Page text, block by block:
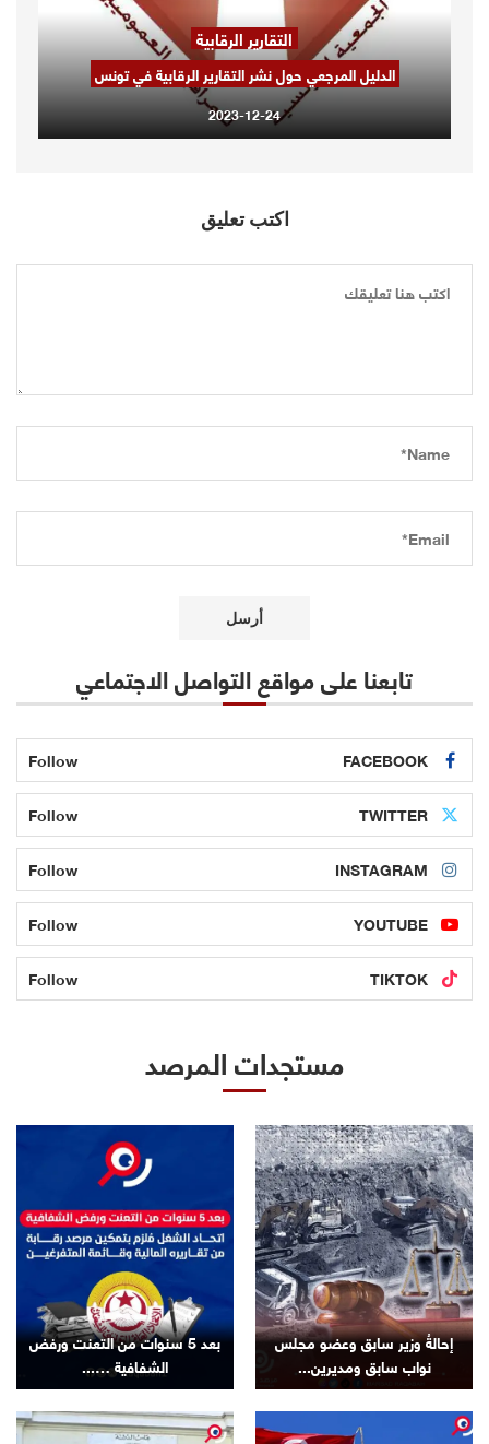
التقارير الرقابية
الدليل المرجعي حول نشر التقارير الرقابية في تونس
2023-12-24
اكتب تعليق
تابعنا على مواقع التواصل الاجتماعي
FACEBOOK
Follow
TWITTER
Follow
INSTAGRAM
Follow
YOUTUBE
Follow
TIKTOK
Follow
مستجدات المرصد
إحالةُ وزير سابق وعضو مجلس
نواب سابق ومديرين...
بعد 5 سنوات من التعنت ورفض
الشفافية …...